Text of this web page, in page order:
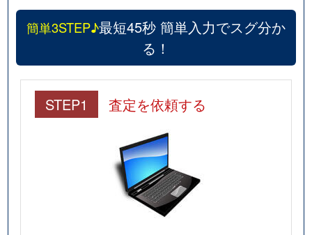
簡単3STEP♪最短45秒 簡単入力でスグ分か
る！
STEP1 査定を依頼する